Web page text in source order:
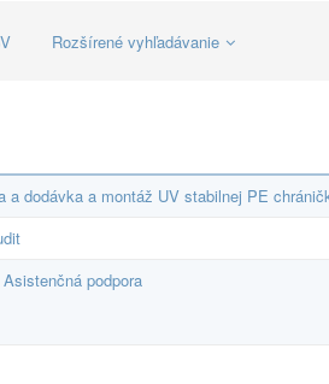
Rozšírené vyhľadávanie
a dodávka a montáž UV stabilnej PE
podpora